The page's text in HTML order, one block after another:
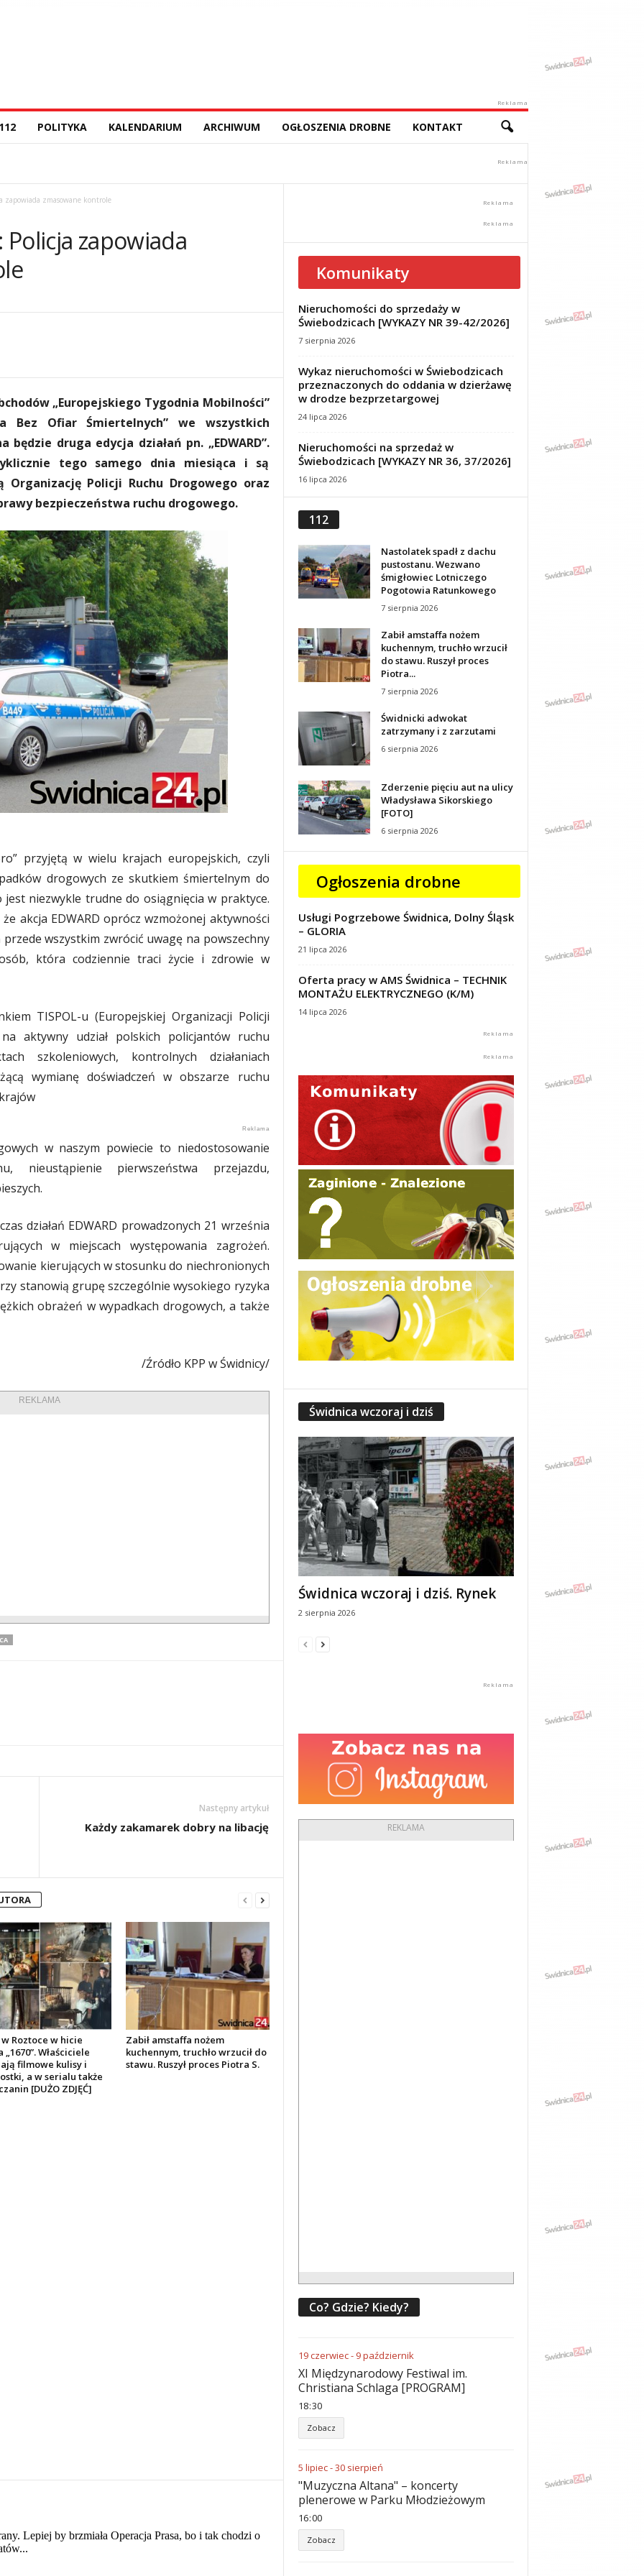
Reklama
POLITYKA KALENDARIUM ARCHIWUM OGŁOSZENIA DROBNE KONTAKT
zapowiada zmasowane kontrole
Policja zapowiada
„Europejskiego Tygodnia Mobilności”
Bez Ofiar Śmiertelnych” we wszystkich
druga edycja działań pn. „EDWARD”.
tego samego dnia miesiąca i są
Organizację Policji Ruchu Drogowego oraz
bezpieczeństwa ruchu drogowego.
przyjętą w wielu krajach europejskich, czyli
drogowych ze skutkiem śmiertelnym do
jest niezwykle trudne do osiągnięcia w praktyce.
akcja EDWARD oprócz wzmożonej aktywności
wszystkim zwrócić uwagę na powszechny
która codziennie traci życie i zdrowie w
TISPOL-u (Europejskiej Organizacji Policji
aktywny udział polskich policjantów ruchu
szkoleniowych, kontrolnych działaniach
wymianę doświadczeń w obszarze ruchu
w naszym powiecie to niedostosowanie
nieustąpienie pierwszeństwa przejazdu,
działań EDWARD prowadzonych 21 września
w miejscach występowania zagrożeń.
kierujących w stosunku do niechronionych
stanowią grupę szczególnie wysokiego ryzyka
obrażeń w wypadkach drogowych, a także
/Źródło KPP w Świdnicy/
REKLAMA
Następny artykuł
Każdy zakamarek dobry na libację
Roztoce w hicie
Właściciele
filmowe kulisy i
a w serialu także
[DUŻO ZDJĘĆ]
Zabił amstaffa nożem
kuchennym, truchło wrzucił do
stawu. Ruszył proces Piotra S.
Komunikaty
Nieruchomości do sprzedaży w
Świebodzicach [WYKAZY NR 39-42/2026]
7 sierpnia 2026
Wykaz nieruchomości w Świebodzicach
przeznaczonych do oddania w dzierżawę
w drodze bezprzetargowej
24 lipca 2026
Nieruchomości na sprzedaż w
Świebodzicach [WYKAZY NR 36, 37/2026]
16 lipca 2026
112
Nastolatek spadł z dachu
pustostanu. Wezwano
śmigłowiec Lotniczego
Pogotowia Ratunkowego
7 sierpnia 2026
Zabił amstaffa nożem
kuchennym, truchło wrzucił
do stawu. Ruszył proces
Piotra...
7 sierpnia 2026
Świdnicki adwokat
zatrzymany i z zarzutami
6 sierpnia 2026
Zderzenie pięciu aut na ulicy
Władysława Sikorskiego
[FOTO]
6 sierpnia 2026
Ogłoszenia drobne
Usługi Pogrzebowe Świdnica, Dolny Śląsk
– GLORIA
21 lipca 2026
Oferta pracy w AMS Świdnica – TECHNIK
MONTAŻU ELEKTRYCZNEGO (K/M)
14 lipca 2026
Świdnica wczoraj i dziś
Świdnica wczoraj i dziś. Rynek
2 sierpnia 2026
REKLAMA
Co? Gdzie? Kiedy?
19czerwiec- 9październik
XI Międzynarodowy Festiwal im.
Christiana Schlaga [PROGRAM]
18:30
Zobacz
5 lipiec-30 sierpień
"Muzyczna Altana" – koncerty
plenerowe w Parku Młodzieżowym
16:00
Zobacz